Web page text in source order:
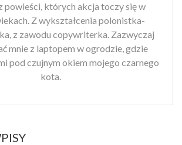
powieści, których akcja toczy się w
Z wykształcenia polonistka-
z zawodu copywriterka. Zazwyczaj
mnie z laptopem w ogrodzie, gdzie
pod czujnym okiem mojego czarnego
kota.